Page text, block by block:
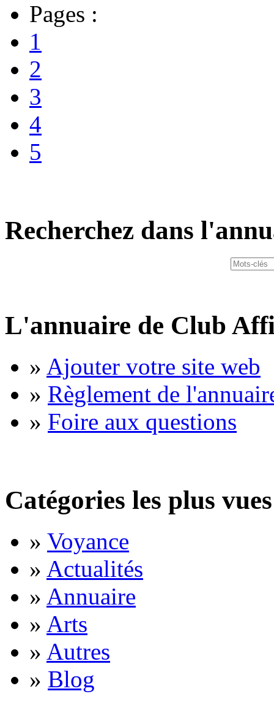
Pages :
1
2
3
4
5
Recherchez dans
L'annuaire de Club
» Ajouter votre site web
» Règlement de
» Foire aux questions
Catégories les plus vues
» Voyance
» Actualités
» Annuaire
» Arts
» Autres
» Blog